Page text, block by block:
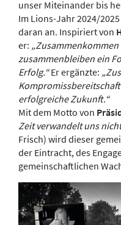
unser Miteinander bis
Im Lions-Jahr 2024/
daran an. Inspiriert von
er:
zusammenbleiben ein
Erfolg.“Er ergänzte:
erfolgreiche Zukunft.“
Mit dem Motto von
Zeit verwandelt uns
Frisch) wird dieser
der Eintracht, des
gemeinschaftlichen